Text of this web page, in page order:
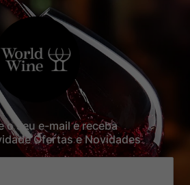
o seu e-mail e receba
Ofertas e Novidades